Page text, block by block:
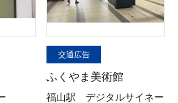
交通広告
ふくやま美術館
福山駅 デジタルサイネー